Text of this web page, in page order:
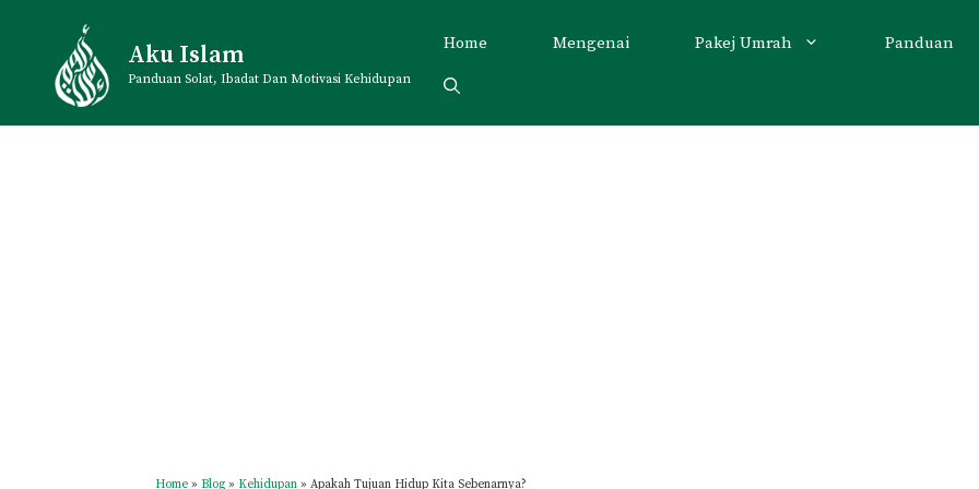
content
Aku Islam
Panduan Solat, Ibadat Dan Motivasi Kehidupan
Home Mengenai Pakej Umrah Panduan
Home » Blog » Kehidupan » Apakah Tujuan Hidup Kita Sebenarnya?